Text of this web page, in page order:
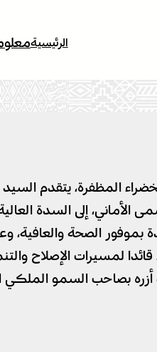
الرئيسية
المظفرة، يتقدم
إلى السدة
الصحة والعافية،
قائدا لمسيرات
بصاحب السمو الملكي